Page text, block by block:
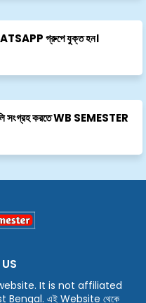
গ্রুপে যুক্ত হন।
সংগ্রহ করতে WB SEMESTER
It is not affiliated
এই Website থেকে